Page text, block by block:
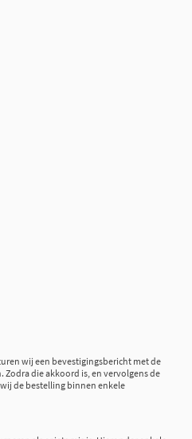
wij een bevestigingsbericht met de
die akkoord is, en vervolgens de
de bestelling binnen enkele